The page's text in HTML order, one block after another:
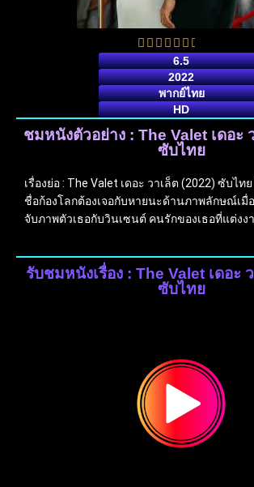
6.5
2022
พากย์ไทย
HD
ชมหนังตัวอย่าง : The Valet เดอะ
ซับไทย
เรื่องย่อ : The Valet เดอะ วาเล็ต (2022) ซับไท
ชื่อก้องโลกต้องเจอกับหายนะด้านภาพลักษณ์เมื่
จับภาพตัวเธอกับวินเซนต์ คนรักของเธอที่แต่งง
รับชมหนังเรื่อง : The Valet เดอะ
ซับไทย